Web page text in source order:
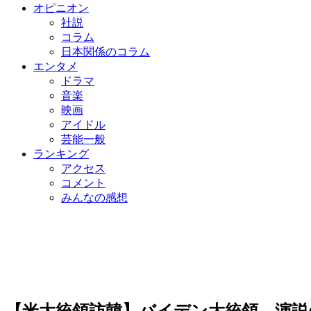
オピニオン
社説
コラム
日本関係のコラム
エンタメ
ドラマ
音楽
映画
アイドル
芸能一般
ランキング
アクセス
コメント
みんなの感想